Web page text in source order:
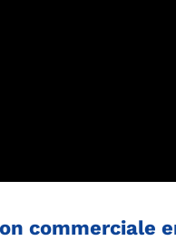
commerciale